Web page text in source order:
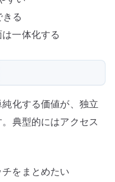
る
一体化する
化する価値が、独立
典型的にはアクセス
をまとめたい